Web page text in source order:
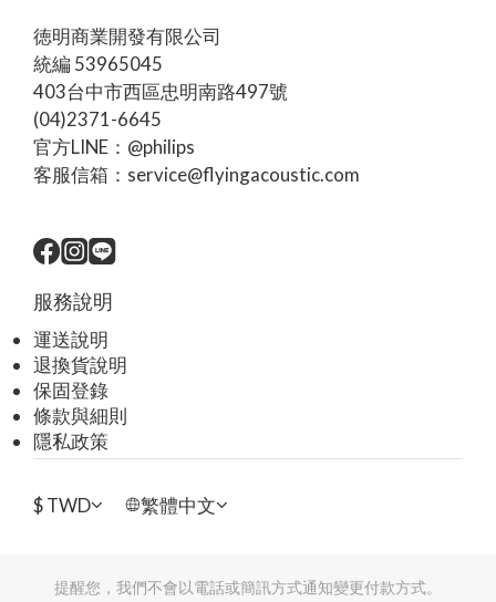
徳明商業開發有限公司
統編 53965045
403台中市西區忠明南路497號
(04)2371-6645
官方LINE：@philips
客服信箱：service@flyingacoustic.com
服務說明
運送說明
退換貨說明
保固登錄
條款與細則
隱私政策
$TWD 繁體中文
提醒您，我們不會以電話或簡訊方式通知變更付款方式。